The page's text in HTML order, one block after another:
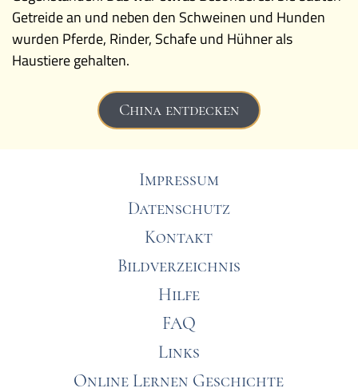
Getreide an und neben den Schweinen und Hunden
wurden Pferde, Rinder, Schafe und Hühner als
Haustiere gehalten.
China entdecken
Impressum
Datenschutz
Kontakt
Bildverzeichnis
Hilfe
FAQ
Links
Online Lernen Geschichte